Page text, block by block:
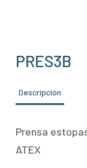
PRES3B
Descripción
Prensa
ATEX